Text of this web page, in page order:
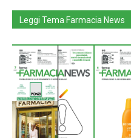
Leggi Tema Farmacia News